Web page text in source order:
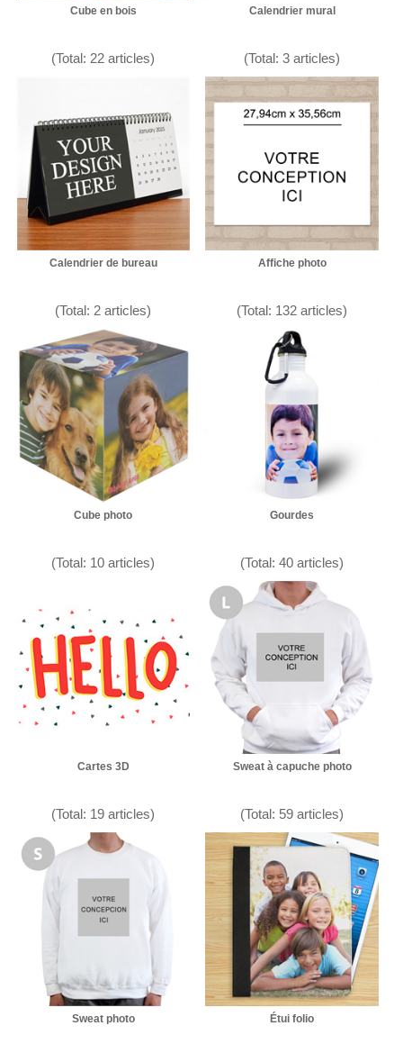
Cube en bois
(Total: 22 articles)
Calendrier mural
(Total: 3 articles)
Calendrier de bureau
(Total: 2 articles)
Affiche photo
(Total: 132 articles)
Cube photo
(Total: 10 articles)
Gourdes
(Total: 40 articles)
Cartes 3D
(Total: 19 articles)
Sweat à capuche photo
(Total: 59 articles)
Sweat photo Étui folio